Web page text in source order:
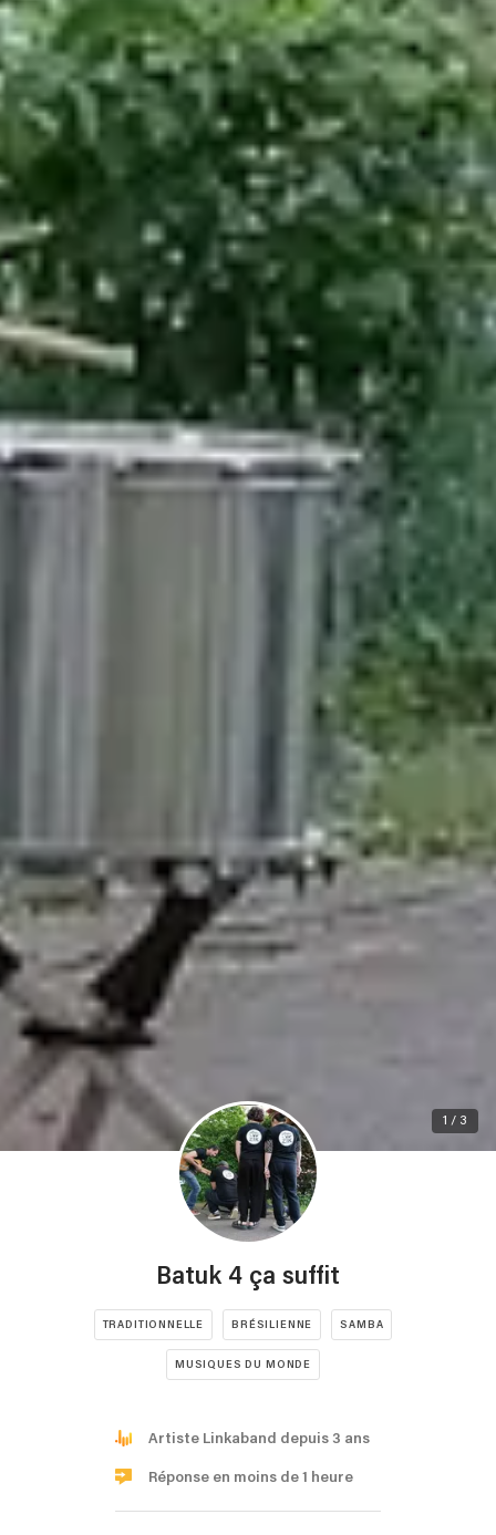
1 / 3
Batuk 4 ça suffit
TRADITIONNELLE BRÉSILIENNE SAMBA
MUSIQUES DU MONDE
Artiste Linkaband depuis 3 ans
Réponse en moins de 1 heure